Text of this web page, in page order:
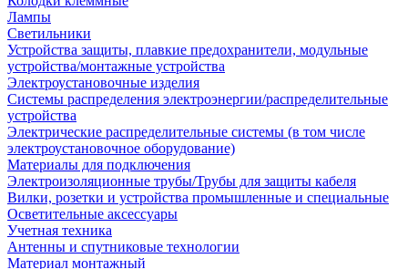
Лампы
Светильники
Устройства защиты, плавкие предохранители, модульные
устройства/монтажные устройства
Электроустановочные изделия
Системы распределения электроэнергии/распределительные
устройства
Электрические распределительные системы (в том числе
электроустановочное оборудование)
Материалы для подключения
Электроизоляционные трубы/Трубы для защиты кабеля
Вилки, розетки и устройства промышленные и специальные
Осветительные аксессуары
Учетная техника
Антенны и спутниковые технологии
Материал монтажный